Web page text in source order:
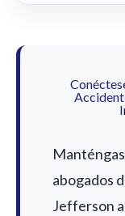
abogados
Jefferson